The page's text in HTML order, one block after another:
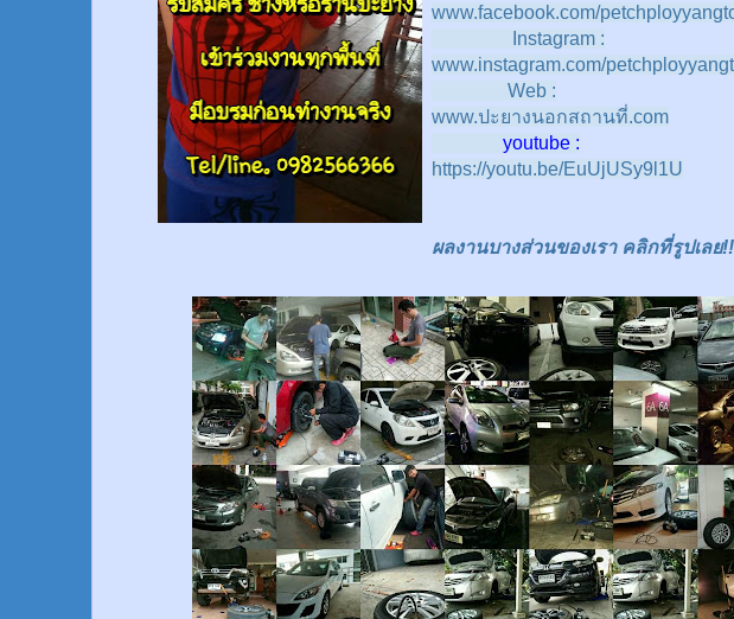
www.facebook.com/
Instagram :
www.instagram.com/
Web :
www.ปะยางนอกสถานที่.com
youtube :
https://youtu.be/EuUjUSy9l1U
ผลงานบางส่วนของเรา คลิกที่รูปเลย!!